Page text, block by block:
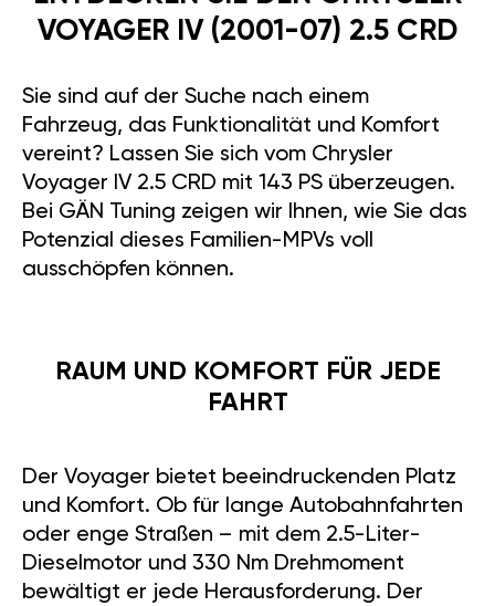
VOYAGER IV (2001-07) 2.5 CRD
Sie sind auf der Suche nach einem
Fahrzeug, das Funktionalität und Komfort
vereint? Lassen Sie sich vom Chrysler
Voyager IV 2.5 CRD mit 143 PS überzeugen.
Bei GÄN Tuning zeigen wir Ihnen, wie Sie das
Potenzial dieses Familien-MPVs voll
ausschöpfen können.
RAUM UND KOMFORT FÜR JEDE
FAHRT
Der Voyager bietet beeindruckenden Platz
und Komfort. Ob für lange Autobahnfahrten
oder enge Straßen – mit dem 2.5-Liter-
Dieselmotor und 330 Nm Drehmoment
bewältigt er jede Herausforderung. Der